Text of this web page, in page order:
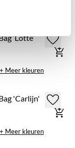
‘Lotte’
+ Meer kleuren
'Carlijn'
+ Meer kleuren